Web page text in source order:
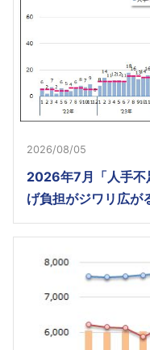
2026/08/05
2026年7月「人手
げ負担がジワリ広が